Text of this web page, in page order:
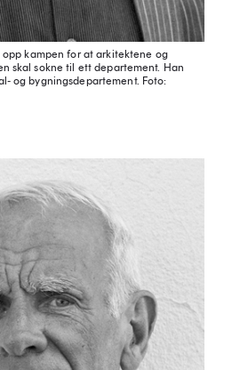
opp kampen for at arkitektene og
skal sokne til ett departement. Han
og bygningsdepartement. Foto: